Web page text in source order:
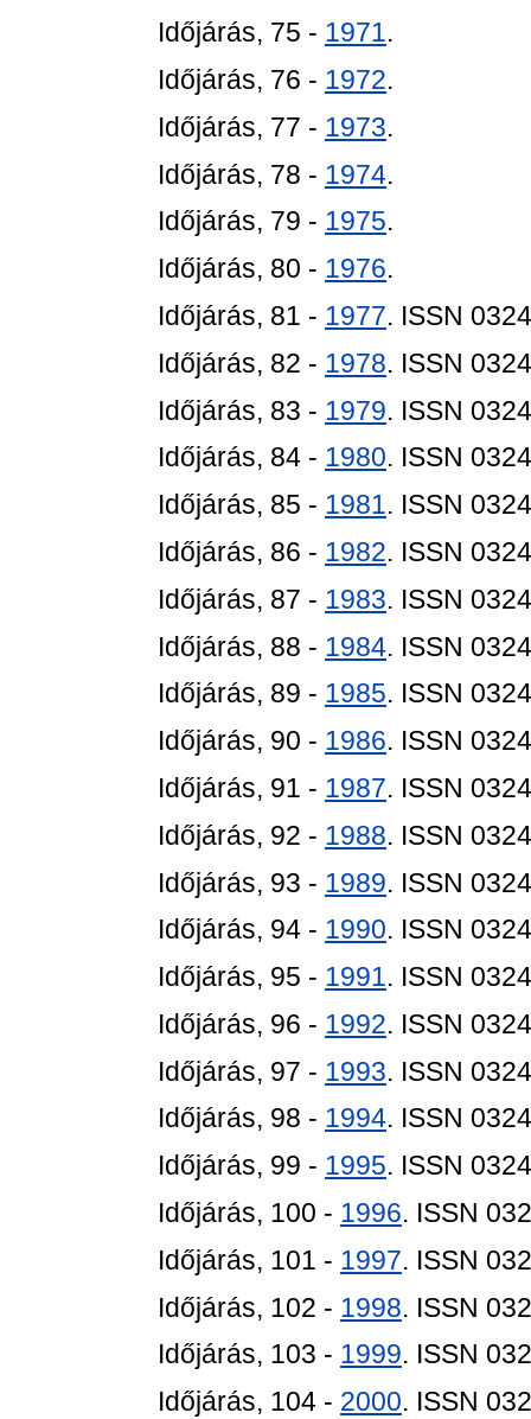
Időjárás, 75 - 1971.
Időjárás, 76 - 1972.
Időjárás, 77 - 1973.
Időjárás, 78 - 1974.
Időjárás, 79 - 1975.
Időjárás, 80 - 1976.
Időjárás, 81 - 1977. ISSN
Időjárás, 82 - 1978. ISSN
Időjárás, 83 - 1979. ISSN
Időjárás, 84 - 1980. ISSN
Időjárás, 85 - 1981. ISSN
Időjárás, 86 - 1982. ISSN
Időjárás, 87 - 1983. ISSN
Időjárás, 88 - 1984. ISSN
Időjárás, 89 - 1985. ISSN
Időjárás, 90 - 1986. ISSN
Időjárás, 91 - 1987. ISSN
Időjárás, 92 - 1988. ISSN
Időjárás, 93 - 1989. ISSN
Időjárás, 94 - 1990. ISSN
Időjárás, 95 - 1991. ISSN
Időjárás, 96 - 1992. ISSN
Időjárás, 97 - 1993. ISSN
Időjárás, 98 - 1994. ISSN
Időjárás, 99 - 1995. ISSN
Időjárás, 100 - 1996. ISSN
Időjárás, 101 - 1997. ISSN
Időjárás, 102 - 1998. ISSN
Időjárás, 103 - 1999. ISSN
Időjárás, 104 - 2000. ISSN